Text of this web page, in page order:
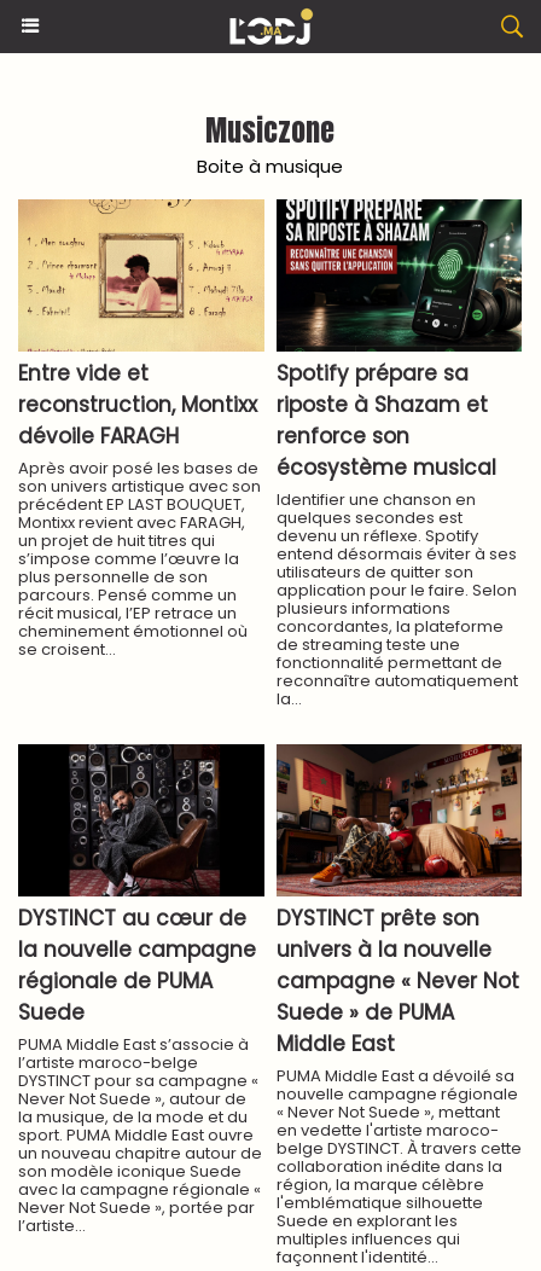
Musiczone
Boite à musique
Entre vide et
reconstruction, Montixx
dévoile FARAGH
Après avoir posé les bases de
son univers artistique avec son
précédent EP LAST BOUQUET,
Montixx revient avec FARAGH,
un projet de huit titres qui
s’impose comme l’œuvre la
plus personnelle de son
parcours. Pensé comme un
récit musical, l’EP retrace un
cheminement émotionnel où
se croisent...
Spotify prépare sa
riposte à Shazam et
renforce son
écosystème musical
Identifier une chanson en
quelques secondes est
devenu un réflexe. Spotify
entend désormais éviter à ses
utilisateurs de quitter son
application pour le faire. Selon
plusieurs informations
concordantes, la plateforme
de streaming teste une
fonctionnalité permettant de
reconnaître automatiquement
la...
DYSTINCT au cœur de
la nouvelle campagne
régionale de PUMA
Suede
PUMA Middle East s’associe à
l’artiste maroco-belge
DYSTINCT pour sa campagne «
Never Not Suede », autour de
la musique, de la mode et du
sport. PUMA Middle East ouvre
un nouveau chapitre autour de
son modèle iconique Suede
avec la campagne régionale «
Never Not Suede », portée par
l’artiste...
DYSTINCT prête son
univers à la nouvelle
campagne « Never Not
Suede » de PUMA
Middle East
PUMA Middle East a dévoilé sa
nouvelle campagne régionale
« Never Not Suede », mettant
en vedette l'artiste maroco-
belge DYSTINCT. À travers cette
collaboration inédite dans la
région, la marque célèbre
l'emblématique silhouette
Suede en explorant les
multiples influences qui
façonnent l'identité...